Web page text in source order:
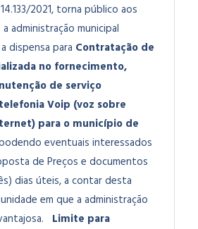
2021, torna público aos
administração municipal
dispensa para Contratação de
no fornecimento,
de serviço
Voip (voz sobre
para o município de
eventuais interessados
de Preços e documentos
dias úteis, a contar desta
em que a administração
Limite para